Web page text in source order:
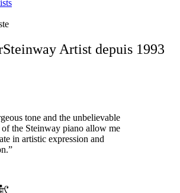
Steinway Artist depuis 1993
tone and the unbelievable
of the Steinway piano allow me
in artistic expression and